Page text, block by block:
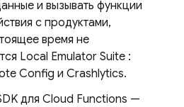
и вызывать функции
с продуктами,
время не
Local Emulator Suite :
Config и Crashlytics.
для Cloud Functions —